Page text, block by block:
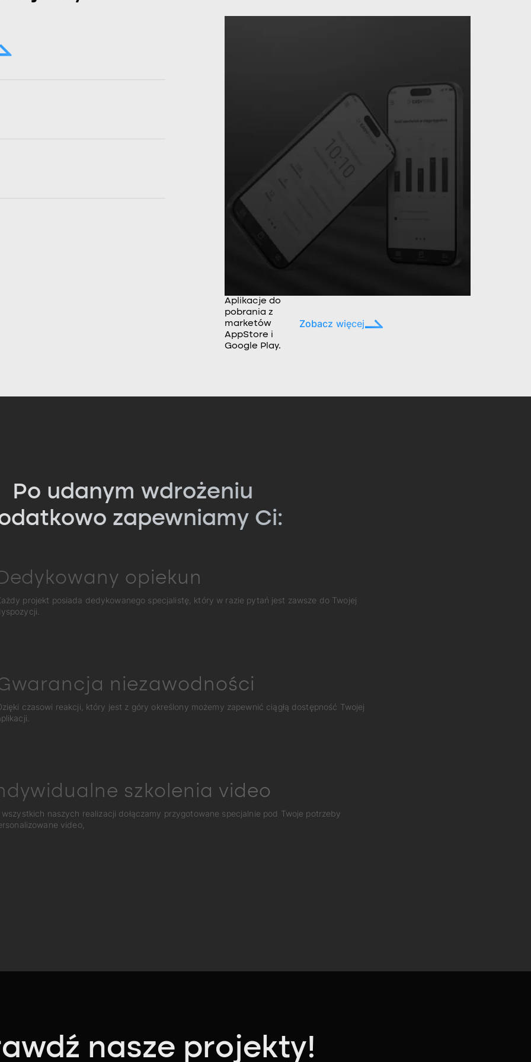
Aplikacje do
pobrania z
marketów
AppStore i
Google Play.
Zobacz więcej
Po udanym wdrożeniu
zapewniamy Ci:
opiekun
projekt posiada dedykowanego specjalistę, który w razie pytań jest zawsze do Twojej
niezawodności
czasowi reakcji, który jest z góry określony możemy zapewnić ciągłą dostępność Twojej
szkolenia video
wszystkich naszych realizacji dołączamy przygotowane specjalnie pod Twoje potrzeby
video,
nasze projekty!